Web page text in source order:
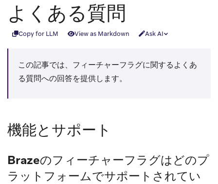
よくある質問
Copy for LLM View as Markdown Ask AI
この記事では、フィーチャーフラグに関するよくあ
る質問への回答を提供します。
機能とサポート
Brazeのフィーチャーフラグはどのプ
ラットフォームでサポートされてい